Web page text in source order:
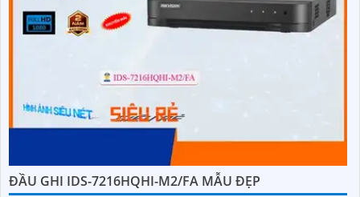
ĐẦU GHI IDS-7216HQHI-M2/FA MẪU ĐẸP